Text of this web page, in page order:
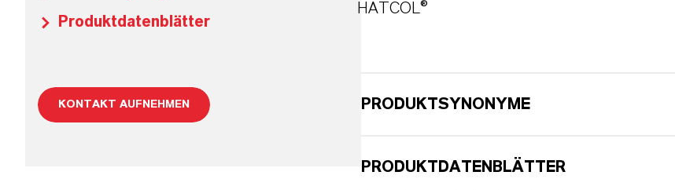
Produktdatenblätter
KONTAKT AUFNEHMEN
HATCOL®
PRODUKTSYNONYME
PRODUKTDATENBLÄTTER